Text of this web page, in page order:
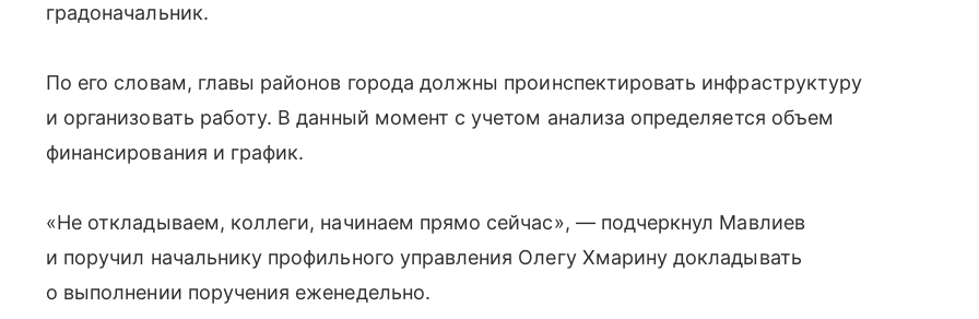
градоначальник.
По его словам, главы районов города должны проинспектировать инфраструктуру
и организовать работу. В данный момент с учетом анализа определяется объем
финансирования и график.
«Не откладываем, коллеги, начинаем прямо сейчас», — подчеркнул Мавлиев
и поручил начальнику профильного управления Олегу Хмарину докладывать
о выполнении поручения еженедельно.